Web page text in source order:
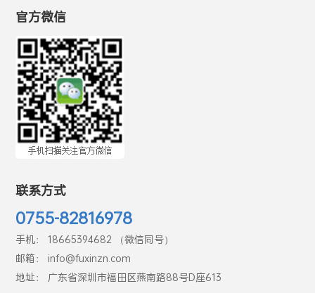
官方微信
联系方式
0755-82816978
手机： 18665394682 （微信同号）
邮箱： info@fuxinzn.com
地址： 广东省深圳市福田区燕南路88号D座613